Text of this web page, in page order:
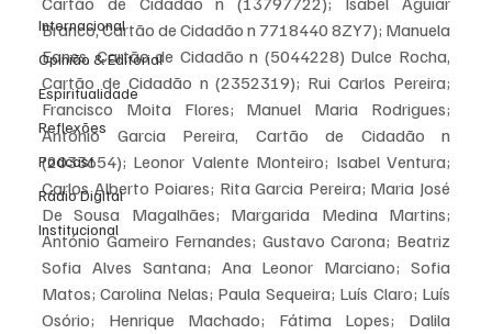
Internacional
Opinião & Editorial
Espiritualidade
Reflexões
Podcast
Rádio Digital
Institucional
Branco, Cartão de Cidadão n 7718440 8ZY7); Manuela
Eanes, Cartão de Cidadão n (5044228) Dulce Rocha,
Cartão de Cidadão n (2352319); Rui Carlos Pereira;
Francisco Moita Flores; Manuel Maria Rodrigues;
António Garcia Pereira, Cartão de Cidadão n
(2033654); Leonor Valente Monteiro; Isabel Ventura;
Carlos Alberto Poiares; Rita Garcia Pereira; Maria José
De Sousa Magalhães; Margarida Medina Martins;
António Gameiro Fernandes; Gustavo Carona; Beatriz
Sofia Alves Santana; Ana Leonor Marciano; Sofia
Matos; Carolina Nelas; Paula Sequeira; Luís Claro; Luís
Osório; Henrique Machado; Fátima Lopes; Dalila